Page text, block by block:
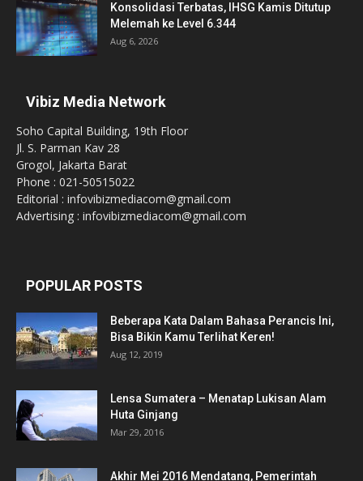
Konsolidasi Terbatas, IHSG Kamis Ditutup
Melemah ke Level 6.344
Aug 6, 2026
Vibiz Media Network
Soho Capital Building, 19th Floor
Jl. S. Parman Kav 28
Grogol, Jakarta Barat
Phone : 021-50515022
Editorial : infovibizmediacom@gmail.com
Advertising : infovibizmediacom@gmail.com
POPULAR POSTS
Beberapa Kata Dalam Bahasa Perancis Ini,
Bisa Bikin Kamu Terlihat Keren!
Aug 12, 2019
Lensa Sumatera – Menatap Lukisan Alam
Huta Ginjang
Mar 29, 2016
Akhir Mei 2016 Mendatang, Pemerintah